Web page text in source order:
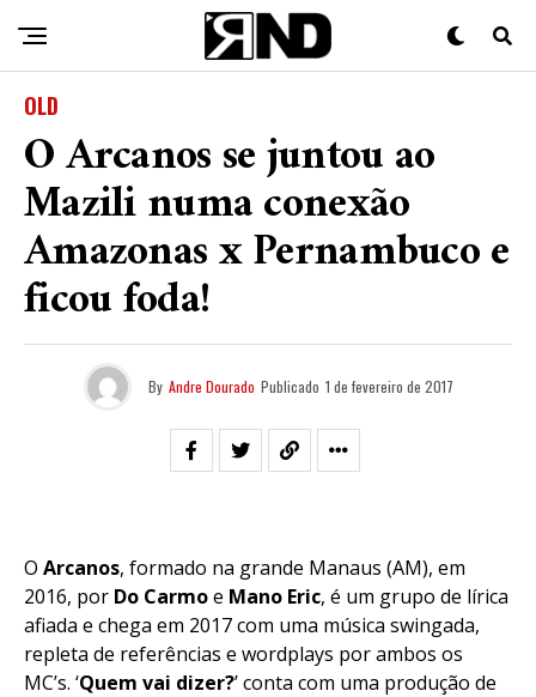
OLD
O Arcanos se juntou ao
Mazili numa conexão
Amazonas x Pernambuco e
ficou foda!
By Andre Dourado Publicado 1 de fevereiro de 2017
O Arcanos, formado na grande Manaus (AM), em
2016, por Do Carmoe Mano Eric, é um grupo de lírica
afiada e chega em 2017 com uma música swingada,
repleta de referências e wordplays por ambos os
MC’s. ‘Quem vai dizer?’ conta com uma produção de